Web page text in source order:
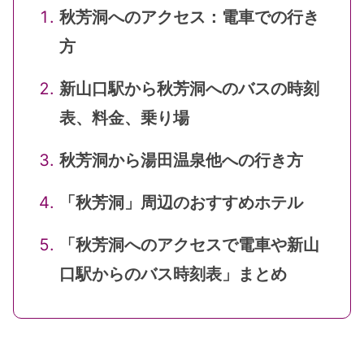
秋芳洞へのアクセス：電車での行き
方
新山口駅から秋芳洞へのバスの時刻
表、料金、乗り場
秋芳洞から湯田温泉他への行き方
「秋芳洞」周辺のおすすめホテル
「秋芳洞へのアクセスで電車や新山
口駅からのバス時刻表」まとめ